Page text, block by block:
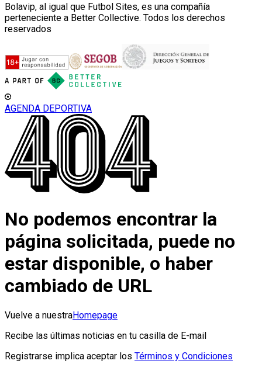
Bolavip, al igual que Futbol Sites, es una compañía
perteneciente a Better Collective. Todos los derechos
reservados
AGENDA DEPORTIVA
No podemos encontrar la
página solicitada, puede no
estar disponible, o haber
cambiado de URL
Vuelve a nuestraHomepage
Recibe las últimas noticias en tu casilla de E-mail
Registrarse implica aceptar los Términos y Condiciones